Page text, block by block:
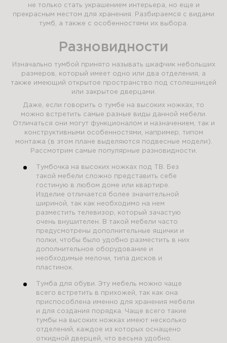
не только стать украшением интерьера, но еще и
прекрасным местом для хранения. Разбираемся с видами
тумб, а также с особенностями их выбора.
Разновидности
Изначально тумбой принято называть шкафчик небольших
размеров, который имеет одно или два отделения, а
также имеющий открытое пространство под столешницей
или закрытое дверцами.
Даже, если говорить о тумбе на высоких ножках, то
можно встретить самые разные виды данной мебели.
Отличаться они могут функционалом и назначением, так и
конструктивными особенностями, например, типом
монтажа (в этом плане выделяются подвесные модели).
Рассмотрим самые популярные разновидности.
Тумбочка на высоких ножках под ТВ. Без
такой мебели сложно представить себе
гостиную в любом доме или квартире.
Изделие отличается более значительной
шириной, так как необходимо на нем
разместить телевизор, который зачастую
очень внушителен. В такой мебели часто
предусмотрены дополнительные ящички и
полки, чтобы было удобно разместить в них
дополнительное оборудование и
необходимые мелочи, типа дисков и
пластинок.
Тумба для обуви. Эту мебель можно чаще
всего встретить в прихожей, так как она
приспособлена именно для хранения мебели
и для создания порядка. Чаще всего такие
тумбы на высоких ножках имеют несколько
отделений, каждое из которых оснащено
откидной дверцей, что весьма удобно.